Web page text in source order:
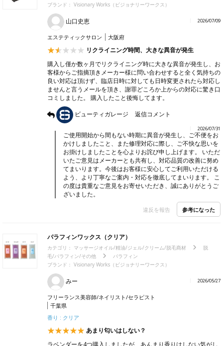
ブランド： Visionary Works（ビジョナリーワークス）
山口史恵 2026/07/09
エステティックサロン 大阪府
リクライニング時間、大きな異音が発生
購入し僅か数ヶ月でリクライニング時に大きな異音が発生し、お
客様からご指摘頂きメーカー様に問い合わせすると全く気持ちの
良い対応は頂けず、臨店日時に対しても日時変更されたら対応し
ませんと言うメールを頂き、謝罪どころか上からの対応に驚き口
コミしました。 購入したこと後悔してます。
ビューティガレージ
返信コメント
2026/07/31
ご使用開始から間もない時期に異音が発生し、ご不便をお
かけしましたこと、また修理対応に際し、ご不快な思いを
お掛けしましたことを心よりお詫び申し上げます。 いただ
いたご意見はメーカーとも共有し、対応品質の改善に努め
てまいります。今後はお客様に安心してご利用いただける
よう、より丁寧なご案内・対応を徹底してまいります。 こ
の度は貴重なご意見をお寄せいただき、誠にありがとうご
ざいました。
違反を報告 参考になった
パラフィンワックス（クリア）
カテゴリ： マッサージオイル/精油/ジェル/クリーム/脱毛商材
脱
毛/パラフィン/その他
パラフィン
ブランド： Visionary Works（ビジョナリーワークス）
みー 2026/05/27
フリーランス美容師/ネイリスト/セラピスト
千葉県
香り : クリア
あまり匂いはしない？
ラベンダーを4つ購入しましたが、あんまり香りはしない気がし